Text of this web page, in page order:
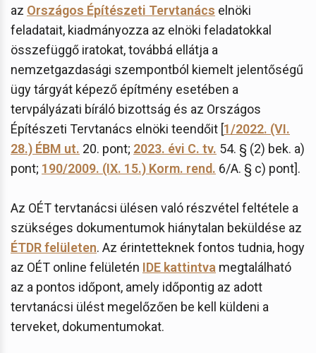
az Országos Építészeti Tervtanács elnöki
feladatait, kiadmányozza az elnöki feladatokkal
összefüggő iratokat, továbbá ellátja a
nemzetgazdasági szempontból kiemelt jelentőségű
ügy tárgyát képező építmény esetében a
tervpályázati bíráló bizottság és az Országos
Építészeti Tervtanács elnöki teendőit [1/2022. (VI.
28.) ÉBM ut. 20. pont; 2023. évi C. tv. 54. § (2) bek. a)
pont; 190/2009. (IX. 15.) Korm. rend. 6/A. § c) pont].
Az OÉT tervtanácsi ülésen való részvétel feltétele a
szükséges dokumentumok hiánytalan beküldése az
ÉTDR felületen. Az érintetteknek fontos tudnia, hogy
az OÉT online felületén IDE kattintva megtalálható
az a pontos időpont, amely időpontig az adott
tervtanácsi ülést megelőzően be kell küldeni a
terveket, dokumentumokat.